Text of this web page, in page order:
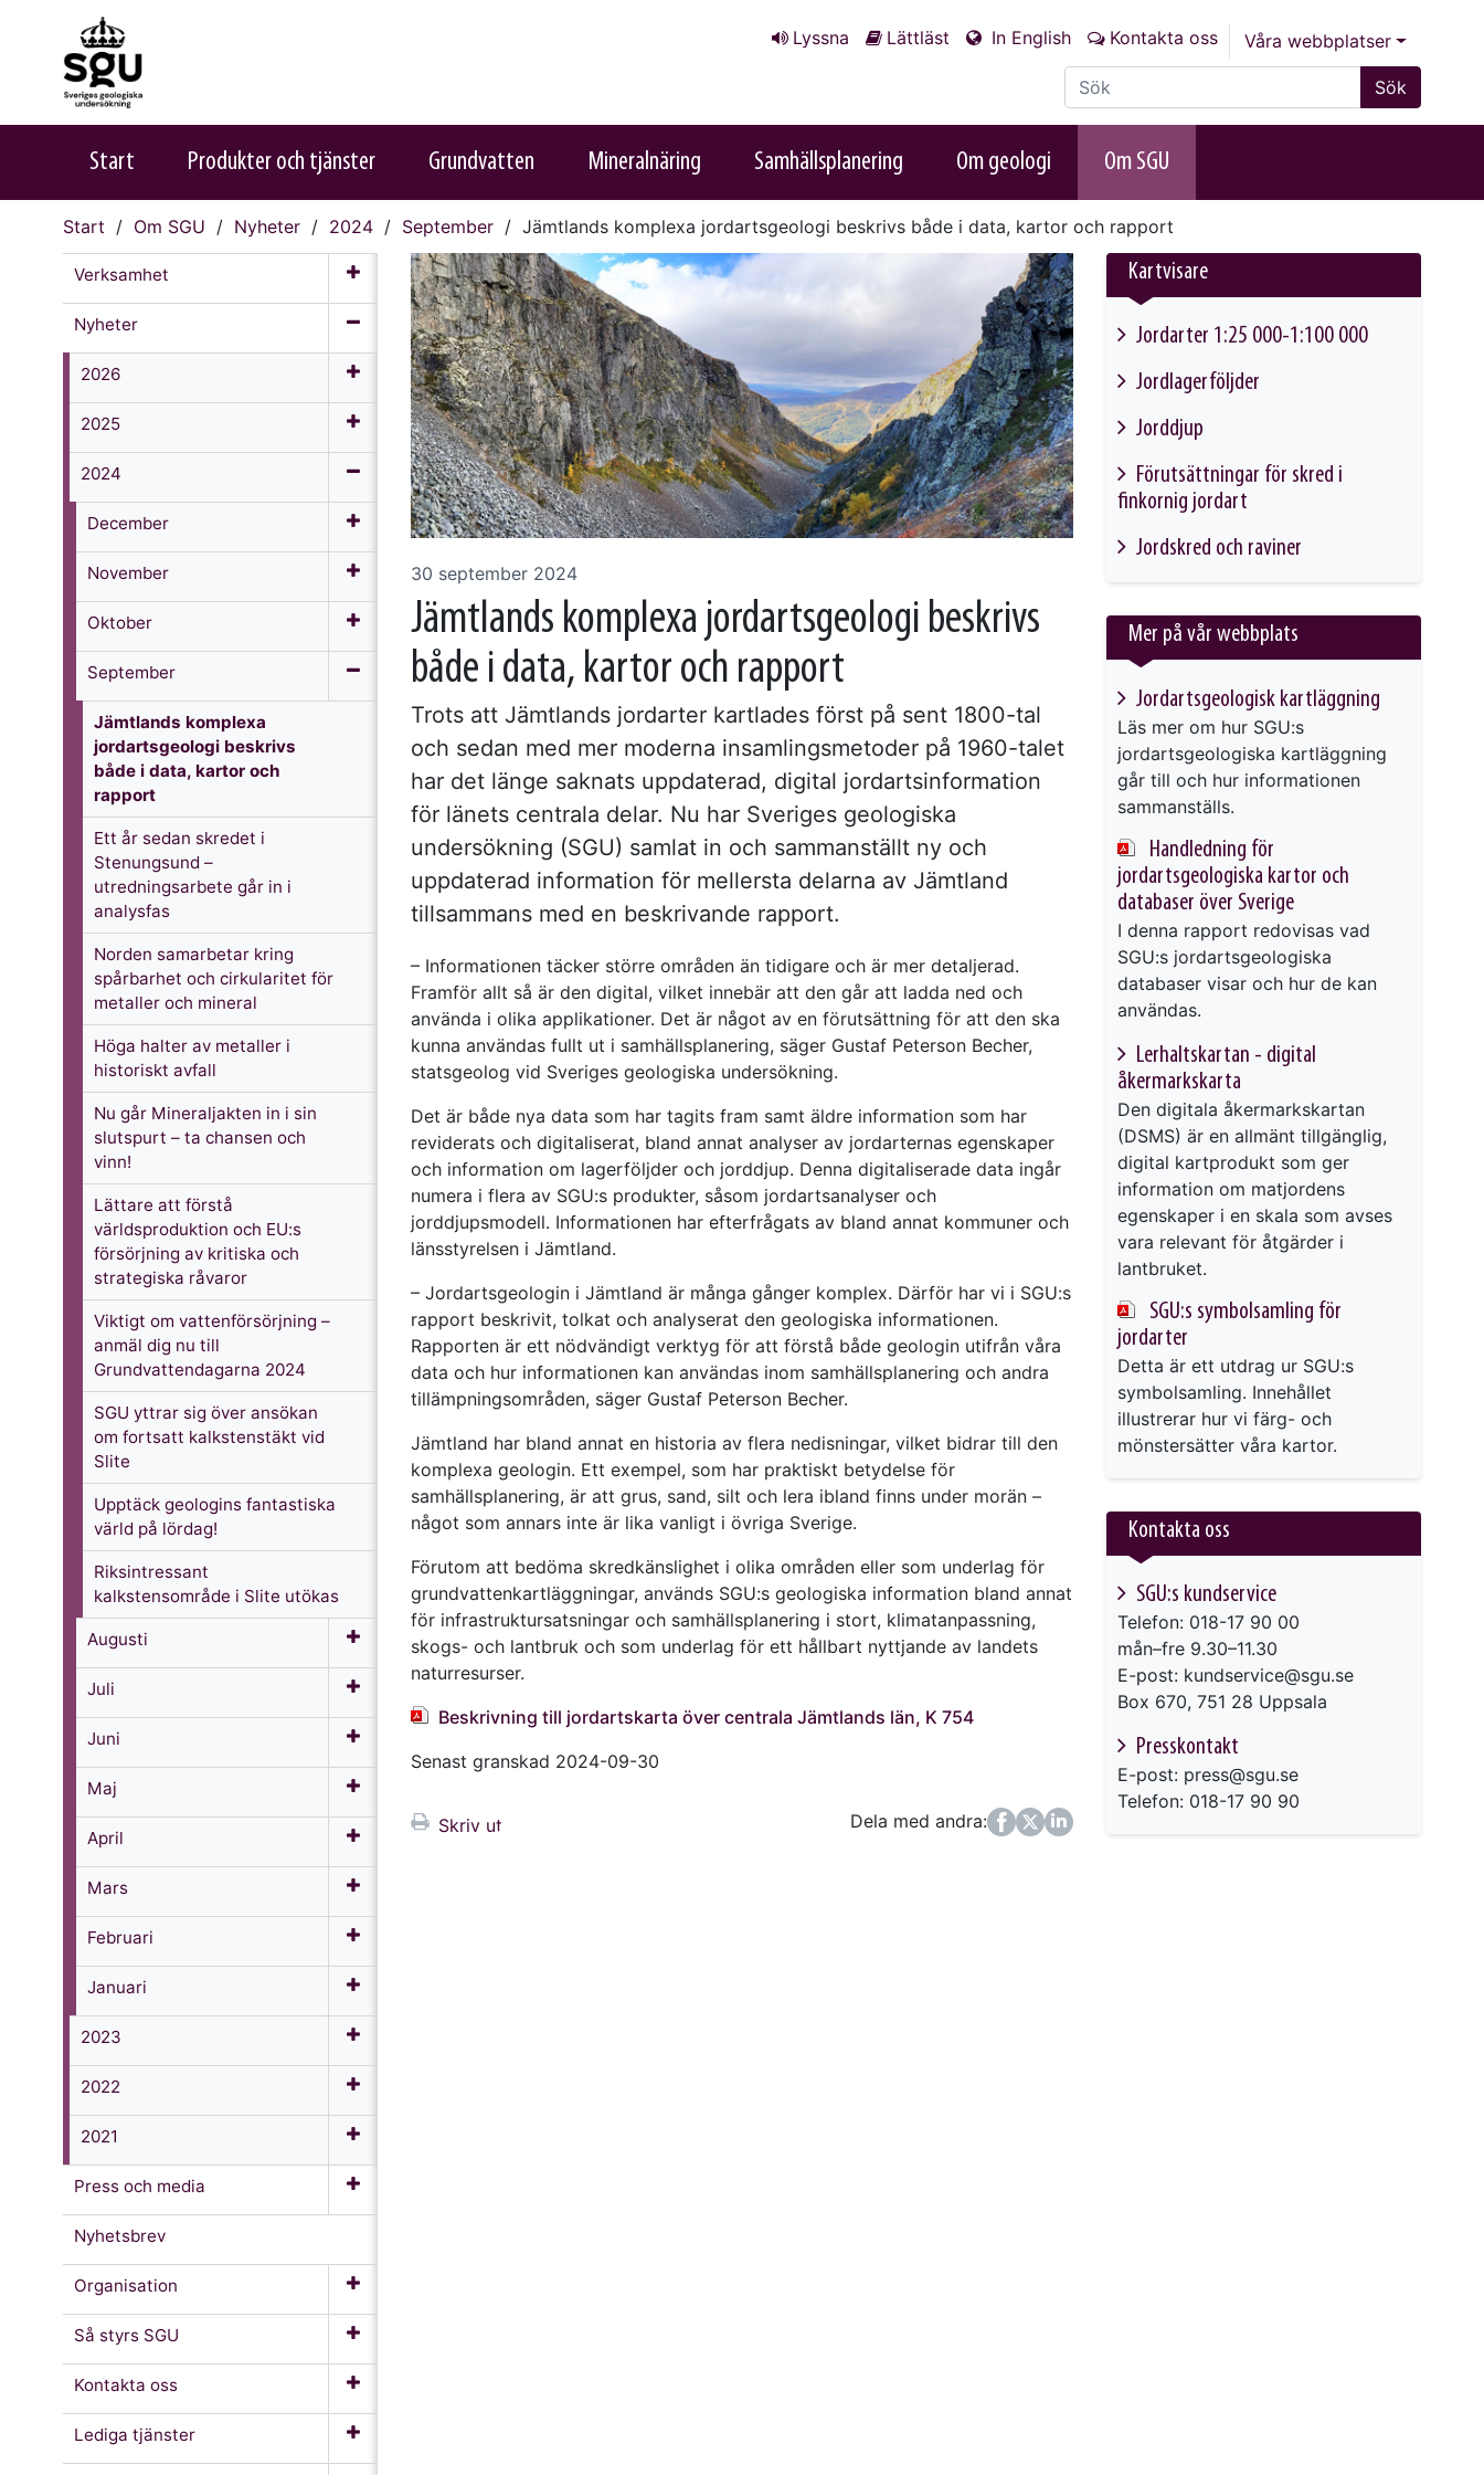
Lyssna Lättläst In English Kontakta oss
Våra webbplatser
Sök på sajten
Sök
Start Produkter och tjänster Grundvatten Mineralnäring Samhällsplanering Om geologi Om SGU
Start Om SGU Nyheter 2024 September Jämtlands komplexa jordartsgeologi beskrivs både i data, kartor och rapport
Verksamhet
Nyheter
2026
2025
2024
December
November
Oktober
September
Jämtlands komplexa
jordartsgeologi beskrivs
både i data, kartor och
rapport
Ett år sedan skredet i
Stenungsund –
utredningsarbete går in i
analysfas
Norden samarbetar kring
spårbarhet och cirkularitet för
metaller och mineral
Höga halter av metaller i
historiskt avfall
Nu går Mineraljakten in i sin
slutspurt – ta chansen och
vinn!
Lättare att förstå
världsproduktion och EU:s
försörjning av kritiska och
strategiska råvaror
Viktigt om vattenförsörjning –
anmäl dig nu till
Grundvattendagarna 2024
SGU yttrar sig över ansökan
om fortsatt kalkstenstäkt vid
Slite
Upptäck geologins fantastiska
värld på lördag!
Riksintressant
kalkstensområde i Slite utökas
Augusti
Juli
Juni
Maj
April
Mars
Februari
Januari
2023
2022
2021
Press och media
Nyhetsbrev
Organisation
Så styrs SGU
Kontakta oss
Lediga tjänster
30 september 2024
Jämtlands komplexa jordartsgeologi beskrivs
både i data, kartor och rapport
Trots att Jämtlands jordarter kartlades först på sent 1800-tal
och sedan med mer moderna insamlingsmetoder på 1960-talet
har det länge saknats uppdaterad, digital jordartsinformation
för länets centrala delar. Nu har Sveriges geologiska
undersökning (SGU) samlat in och sammanställt ny och
uppdaterad information för mellersta delarna av Jämtland
tillsammans med en beskrivande rapport.
– Informationen täcker större områden än tidigare och är mer detaljerad.
Framför allt så är den digital, vilket innebär att den går att ladda ned och
använda i olika applikationer. Det är något av en förutsättning för att den ska
kunna användas fullt ut i samhällsplanering, säger Gustaf Peterson Becher,
statsgeolog vid Sveriges geologiska undersökning.
Det är både nya data som har tagits fram samt äldre information som har
reviderats och digitaliserat, bland annat analyser av jordarternas egenskaper
och information om lagerföljder och jorddjup. Denna digitaliserade data ingår
numera i flera av SGU:s produkter, såsom jordartsanalyser och
jorddjupsmodell. Informationen har efterfrågats av bland annat kommuner och
länsstyrelsen i Jämtland.
– Jordartsgeologin i Jämtland är många gånger komplex. Därför har vi i SGU:s
rapport beskrivit, tolkat och analyserat den geologiska informationen.
Rapporten är ett nödvändigt verktyg för att förstå både geologin utifrån våra
data och hur informationen kan användas inom samhällsplanering och andra
tillämpningsområden, säger Gustaf Peterson Becher.
Jämtland har bland annat en historia av flera nedisningar, vilket bidrar till den
komplexa geologin. Ett exempel, som har praktiskt betydelse för
samhällsplanering, är att grus, sand, silt och lera ibland finns under morän –
något som annars inte är lika vanligt i övriga Sverige.
Förutom att bedöma skredkänslighet i olika områden eller som underlag för
grundvattenkartläggningar, används SGU:s geologiska information bland annat
för infrastruktursatsningar och samhällsplanering i stort, klimatanpassning,
skogs- och lantbruk och som underlag för ett hållbart nyttjande av landets
naturresurser.
Beskrivning till jordartskarta över centrala Jämtlands län, K 754
Senast granskad 2024-09-30
Skriv ut Dela med andra:
FacebookTwitter
LinkedIn
Kartvisare
Jordarter 1:25 000-1:100 000
Jordlagerföljder
Jorddjup
Förutsättningar för skred i
finkornig jordart
Jordskred och raviner
Mer på vår webbplats
Jordarts­geologisk kartläggning
Läs mer om hur SGU:s
jordartsgeologiska kartläggning
går till och hur informationen
sammanställs.
Handledning för
jordartsgeologiska kartor och
databaser över Sverige
I denna rapport redovisas vad
SGU:s jordartsgeologiska
databaser visar och hur de kan
användas.
Lerhaltskartan - digital
åkermarkskarta
Den digitala åkermarkskartan
(DSMS) är en allmänt tillgänglig,
digital kartprodukt som ger
information om matjordens
egenskaper i en skala som avses
vara relevant för åtgärder i
lantbruket.
SGU:s symbolsamling för
jordarter
Detta är ett utdrag ur SGU:s
symbolsamling. Innehållet
illustrerar hur vi färg- och
mönstersätter våra kartor.
Kontakta oss
SGU:s kundservice
Telefon: 018-17 90 00
mån–fre 9.30–11.30
E-post: kundservice@sgu.se
Box 670, 751 28 Uppsala
Presskontakt
E-post: press@sgu.se
Telefon: 018-17 90 90